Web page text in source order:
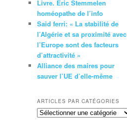
Livre. Eric Stemmelen
homéopathe de l’info
Said ferri: « La stabilité de
l’Algérie et sa proximité avec
l’Europe sont des facteurs
d’attractivité »
Alliance des maires pour
sauver l’UE d’elle-même
ARTICLES PAR CATÉGORIES
Articles